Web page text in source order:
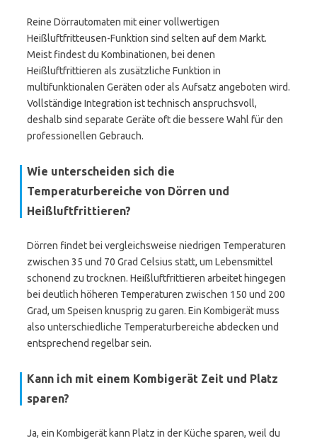
Reine Dörrautomaten mit einer vollwertigen
Heißluftfritteusen-Funktion sind selten auf dem Markt.
Meist findest du Kombinationen, bei denen
Heißluftfrittieren als zusätzliche Funktion in
multifunktionalen Geräten oder als Aufsatz angeboten wird.
Vollständige Integration ist technisch anspruchsvoll,
deshalb sind separate Geräte oft die bessere Wahl für den
professionellen Gebrauch.
Wie unterscheiden sich die
Temperaturbereiche von Dörren und
Heißluftfrittieren?
Dörren findet bei vergleichsweise niedrigen Temperaturen
zwischen 35 und 70 Grad Celsius statt, um Lebensmittel
schonend zu trocknen. Heißluftfrittieren arbeitet hingegen
bei deutlich höheren Temperaturen zwischen 150 und 200
Grad, um Speisen knusprig zu garen. Ein Kombigerät muss
also unterschiedliche Temperaturbereiche abdecken und
entsprechend regelbar sein.
Kann ich mit einem Kombigerät Zeit und Platz
sparen?
Ja, ein Kombigerät kann Platz in der Küche sparen, weil du